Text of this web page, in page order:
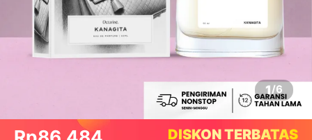
1/6
DISKON TERBATAS